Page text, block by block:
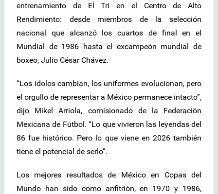
entrenamiento de El Tri en el Centro de Alto
Rendimiento: desde miembros de la selección
nacional que alcanzó los cuartos de final en el
Mundial de 1986 hasta el excampeón mundial de
boxeo, Julio César Chávez.
“Los ídolos cambian, los uniformes evolucionan, pero
el orgullo de representar a México permanece intacto”,
dijo Mikel Arriola, comisionado de la Federación
Mexicana de Fútbol. “Lo que vivieron las leyendas del
86 fue histórico. Pero lo que viene en 2026 también
tiene el potencial de serlo”.
Los mejores resultados de México en Copas del
Mundo han sido como anfitrión, en 1970 y 1986,